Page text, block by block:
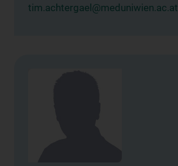
tim.achtergael@meduniwien.ac.at